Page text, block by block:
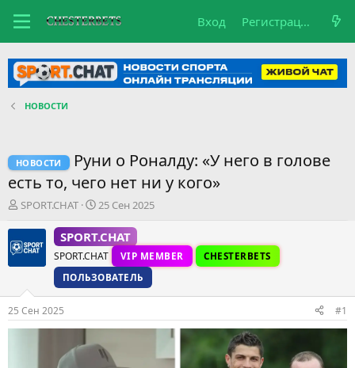
Вход Регистрация
НОВОСТИ
НОВОСТИ
Руни о Роналду: «У него в голове
есть то, чего нет ни у кого»
А
т
о
е
м
ы
SPORT.CHAT
Д
т
а
н
а
ч
л
а
25 Сен 2025
SPORT.CHAT
SPORT.CHAT VIP MEMBER
CHESTERBETS
ПОЛЬЗОВАТЕЛЬ
25 Сен 2025 #1